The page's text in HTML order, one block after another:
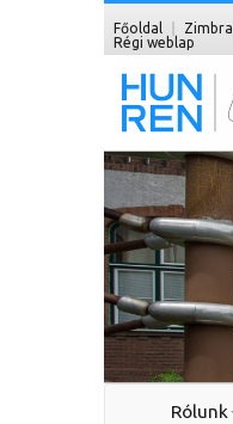
Főoldal Zimbra
Régi weblap
Rólunk